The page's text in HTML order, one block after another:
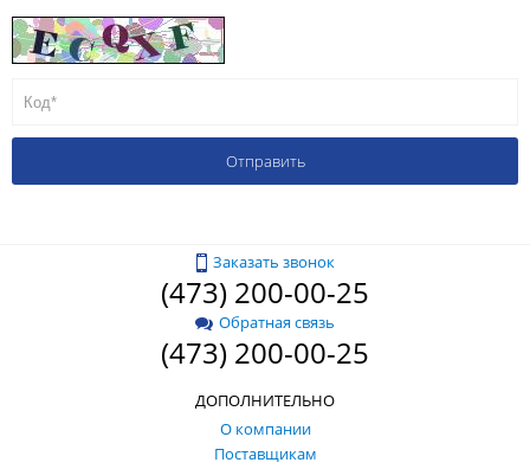
Заказать звонок
(473) 200-00-25
Обратная связь
(473) 200-00-25
ДОПОЛНИТЕЛЬНО
О компании
Поставщикам